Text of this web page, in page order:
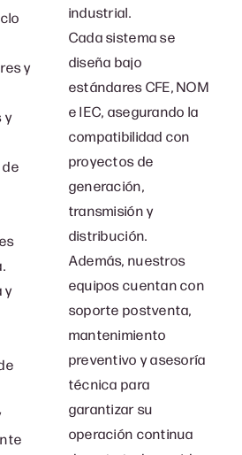
y
y
y
industrial.
Cada sistema se
diseña bajo
estándares CFE, NOM
e IEC, asegurando la
compatibilidad con
proyectos de
generación,
transmisión y
distribución.
Además, nuestros
equipos cuentan con
soporte postventa,
mantenimiento
preventivo y asesoría
técnica para
garantizar su
operación continua